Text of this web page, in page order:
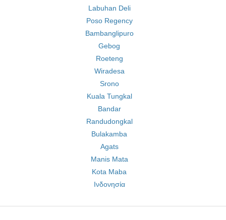
Labuhan Deli
Poso Regency
Bambanglipuro
Gebog
Roeteng
Wiradesa
Srono
Kuala Tungkal
Bandar
Randudongkal
Bulakamba
Agats
Manis Mata
Kota Maba
Ινδονησία